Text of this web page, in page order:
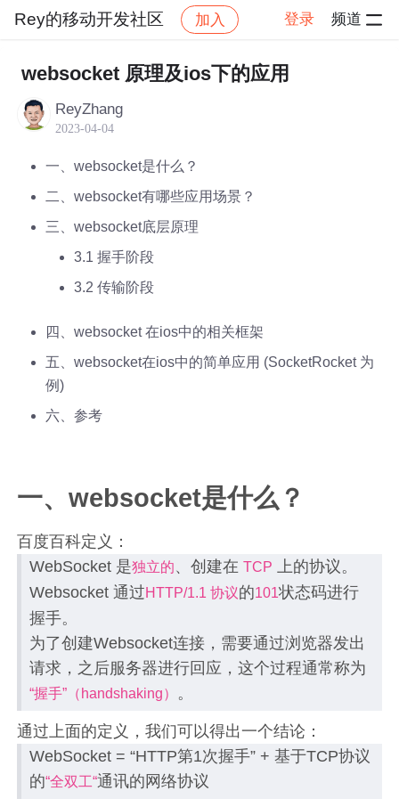
Rey的移动开发社区 加入 登录 频道
Rey的移动开发社区 ios开发交流区
websocket 原理及ios下的应用
ReyZhang
2023-04-04
一、websocket是什么？
二、websocket有哪些应用场景？
三、websocket底层原理
3.1 握手阶段
3.2 传输阶段
四、websocket 在ios中的相关框架
五、websocket在ios中的简单应用 (SocketRocket 为
例)
六、参考
一、websocket是什么？
百度百科定义：
WebSocket 是独立的、创建在TCP
上的协议。
Websocket 通过HTTP/1.1 协议的101状态码进行
握手。
为了创建Websocket连接，需要通过浏览器发出
请求，之后服务器进行回应，这个过程通常称为
“握手”（handshaking） 。
通过上面的定义，我们可以得出一个结论：
WebSocket = “HTTP第1次握手” + 基于TCP协议
的“全双工“通讯的网络协议